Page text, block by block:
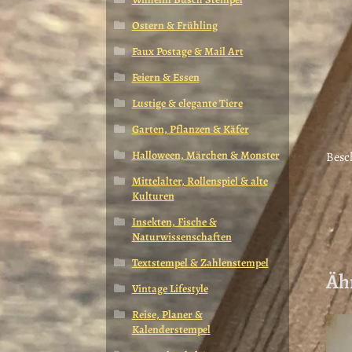
Ostern & Frühling
Faux Postage & Mail Art
Feiern & Essen
Lustige & elegante Tiere
Garten, Pflanzen & Käfer
Halloween, Märchen & Monster
Mittelalter, Rollenspiel & alte
Kulturen
Insekten, Fische &
Naturwissenschaften
Textstempel & Zahlenstempel
Vintage Lifestyle
Reise, Planer &
Kalenderstempel